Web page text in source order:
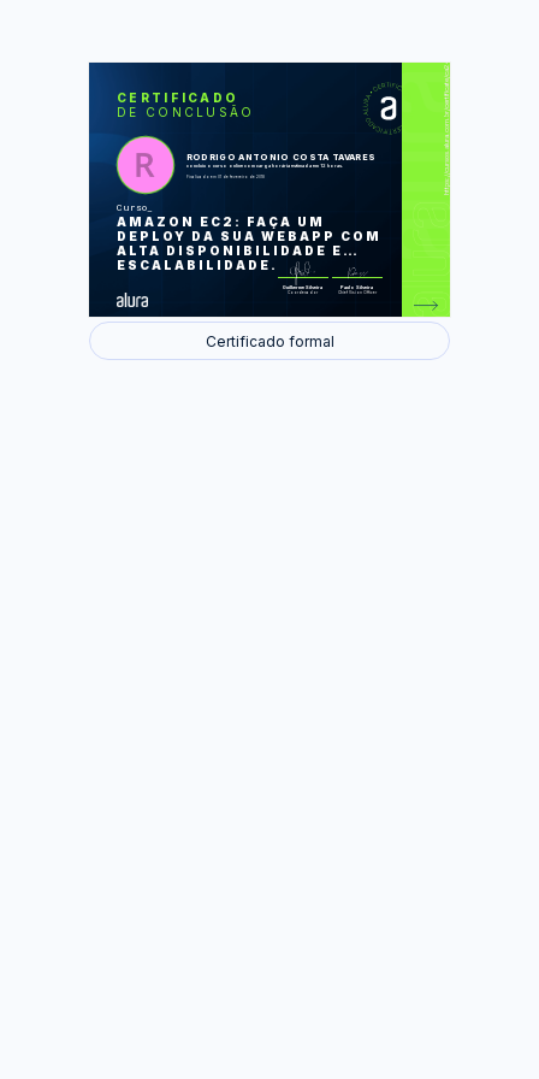
CERTIFICADO
DE CONCLUSÃO
RODRIGO ANTONIO COSTA TAVARES
concluiu o curso online com carga horária estimada em 12 horas.
Finalizado em 01 de fevereiro de 2018
Curso
AMAZON EC2: FAÇA UM
DEPLOY DA SUA WEBAPP COM
ALTA DISPONIBILIDADE E
ESCALABILIDADE.
Guilherme Silveira
Coordenador
Paulo Silveira
Chief Vision Officer
https://cursos.alura.com.br/certificate/ca24c9b7-d4d5-4968-976c-bf4b7b9bba93
LAS
Introdução ao Cloud Computing
Montando nosso primeiro ambiente no
Escalando o banco de dados com
Usando Sticky Session
Escalando EC2 automaticamente
Configurando o EC2 com o AWS CLI
Certificado formal